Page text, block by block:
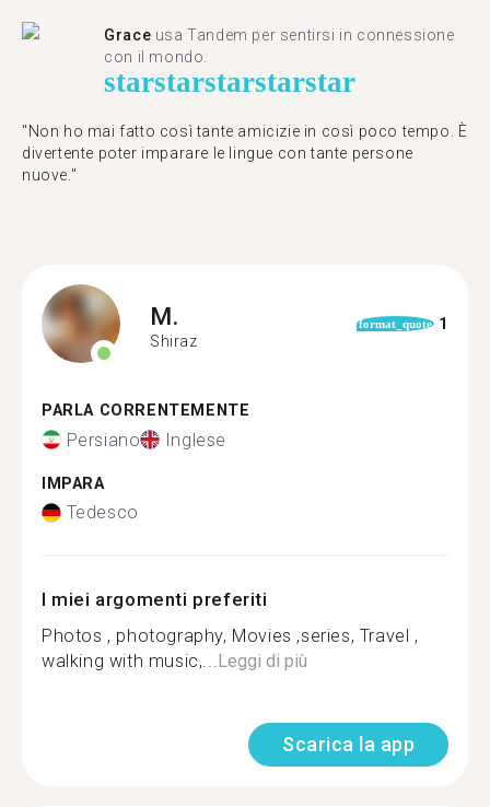
Grace usa Tandem per sentirsi in connessione
con il mondo.
starstarstarstarstar
"Non ho mai fatto così tante amicizie in così poco tempo. È
divertente poter imparare le lingue con tante persone
nuove."
M.
Shiraz
format_quote 1
PARLA CORRENTEMENTE
Persiano Inglese
IMPARA
Tedesco
I miei argomenti preferiti
Photos , photography, Movies ,series, Travel ,
walking with music,...Leggi di più
Scarica la app